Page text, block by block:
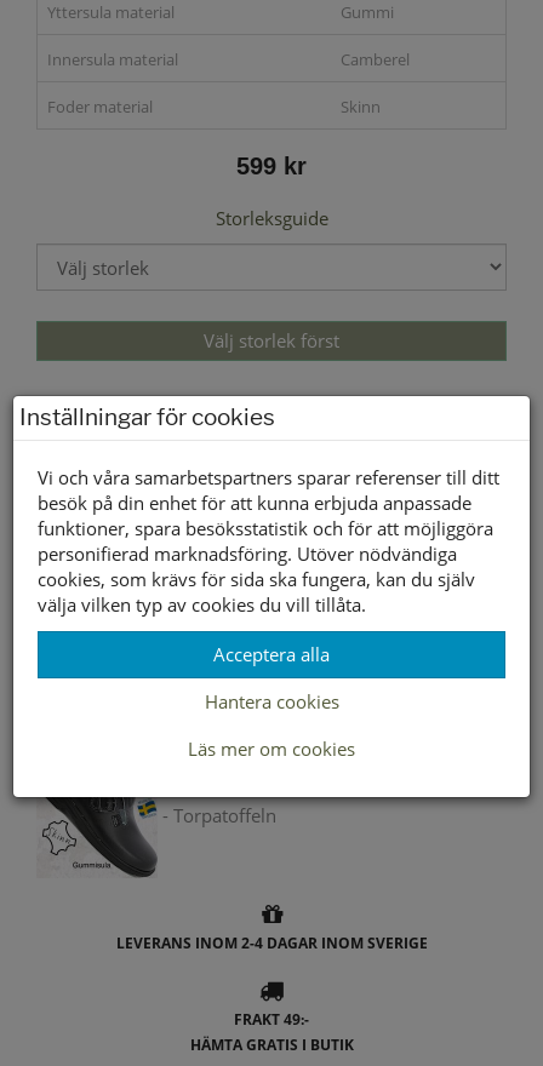
Yttersula material Gummi
Innersula material Camberel
Foder material Skinn
599 kr
Storleksguide
Välj storlek först
Lagerstatus per butik
Borlänge
Buffert lager
Andra färger
- Torpatoffeln
- Torpatoffeln
LEVERANS INOM 2-4 DAGAR INOM SVERIGE
FRAKT 49:-
HÄMTA GRATIS I BUTIK
Inställningar för cookies
Vi och våra samarbetspartners sparar referenser till ditt
besök på din enhet för att kunna erbjuda anpassade
funktioner, spara besöksstatistik och för att möjliggöra
personifierad marknadsföring. Utöver nödvändiga
cookies, som krävs för sida ska fungera, kan du själv
välja vilken typ av cookies du vill tillåta.
Acceptera alla
Hantera cookies
Läs mer om cookies